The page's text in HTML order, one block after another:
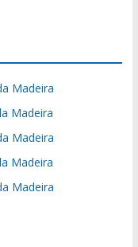
Madeira
Madeira
Madeira
Madeira
Madeira